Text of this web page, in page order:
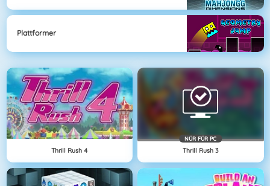
Plattformer
Thrill Rush 4
NÜR FÜR PC
Thrill Rush 3